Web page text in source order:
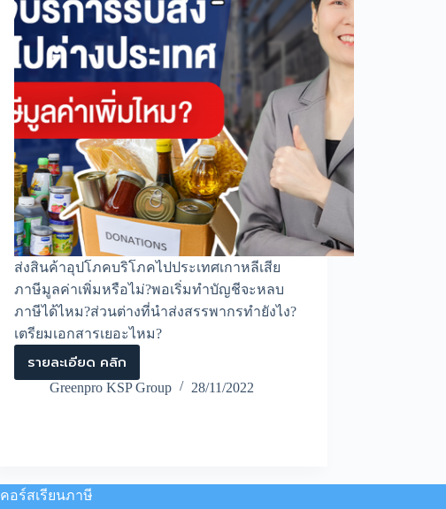
ส่งสินค้าอุปโภคบริโภคไปประเทศเกาหลีเสีย
ภาษีมูลค่าเพิ่มหรือไม่?พอเริ่มทำบัญชีจะหลบ
ภาษีได้ไหม?ส่วนต่างที่นำส่งสรรพากรทำยังไง?
เตรียมเอกสารเยอะไหม?
รายละเอียด คลิก
ธุรกิจ
บริการ
รับ
ประเทศ
ต้อง
Greenpro KSP Group 28/11/2022
คอร์สเรียนภาษี